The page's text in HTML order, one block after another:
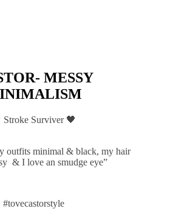
MESSY
Stroke Surviver 🖤
outfits minimal & black, my hair
& I love an smudge eye”
#tovecastorstyle